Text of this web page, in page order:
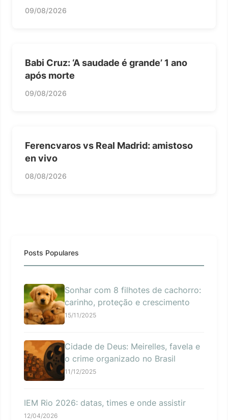
09/08/2026
Babi Cruz: ‘A saudade é grande’ 1 ano
após morte
09/08/2026
Ferencvaros vs Real Madrid: amistoso
en vivo
08/08/2026
Posts Populares
Sonhar com 8 filhotes de cachorro:
carinho, proteção e crescimento
15/11/2025
Cidade de Deus: Meirelles, favela e
o crime organizado no Brasil
11/12/2025
IEM Rio 2026: datas, times e onde assistir
12/04/2026